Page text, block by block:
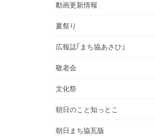
動画更新情報
夏祭り
広報誌｢まち協あさひ｣
敬老会
文化祭
朝日のこと知っとこ
朝日まち協瓦版